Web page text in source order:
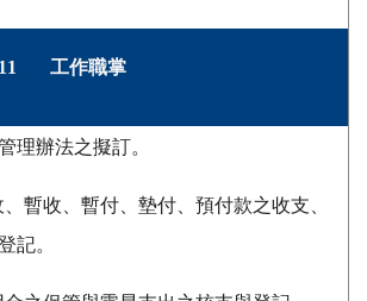
工作職掌
理辦法之擬訂。
暫收、暫付、墊付、預付款之收支、
記。